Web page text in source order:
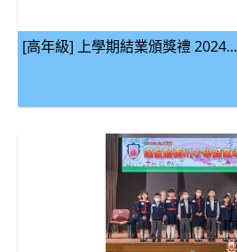
[高年級] 上學期結業頒獎禮 2024...